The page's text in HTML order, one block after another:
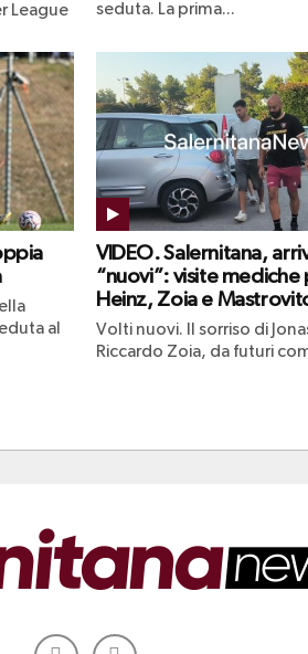
League
seduta. La prima...
al
VIDEO. Salernitana,
“nuovi”: visite mediche
Heinz, Zoia e
Volti nuovi. Il sorriso di
Riccardo Zoia, da futuri